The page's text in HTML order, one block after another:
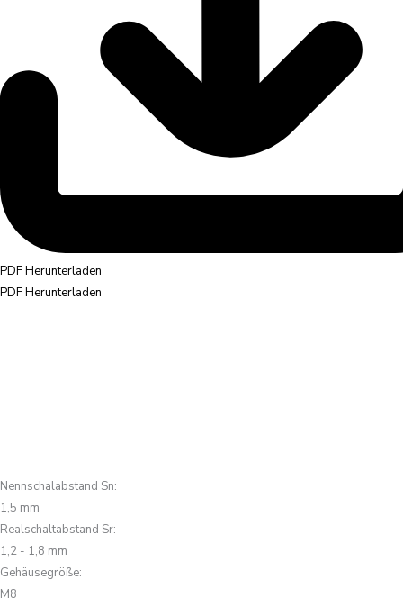
PDF Herunterladen
PDF Herunterladen
Nennschalabstand Sn:
1,5 mm
Realschaltabstand Sr:
1,2 - 1,8 mm
Gehäusegröße:
M8